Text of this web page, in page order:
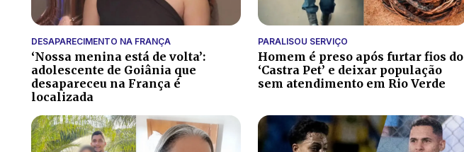
DESAPARECIMENTO NA FRANÇA
‘Nossa menina está de volta’:
adolescente de Goiânia que
desapareceu na França é
localizada
PARALISOU SERVIÇO
Homem é preso após furtar fios do
‘Castra Pet’ e deixar população
sem atendimento em Rio Verde